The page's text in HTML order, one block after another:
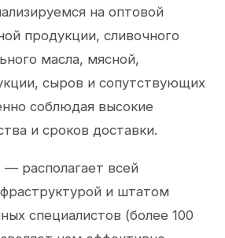
на оптовой
продукции, сливочного
масла, мясной,
сыров и сопутствующих
соблюдая высокие
и сроков доставки.
— располагает всей
и штатом
специалистов (более 100